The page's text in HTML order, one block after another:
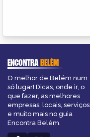
ENCONTRABELÉM
O melhor de Belém num
só lugar! Dicas, onde ir, o
que fazer, as melhores
empresas, locais, serviços
e muito mais no guia
Encontra Belém.